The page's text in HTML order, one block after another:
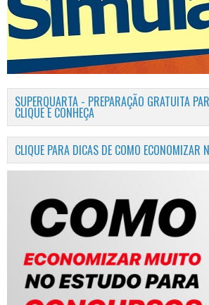
SUPERQUARTA - PREPARAÇÃO GRATUITA
CLIQUE E CONHEÇA
CLIQUE PARA DICAS DE COMO ECONOMIZAR